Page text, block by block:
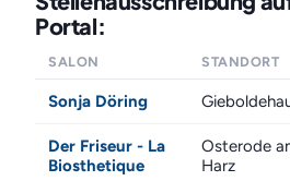
Portal:
SALON STANDORT
Sonja Döring
Der Friseur - La
Biosthetique
Osterode
Harz